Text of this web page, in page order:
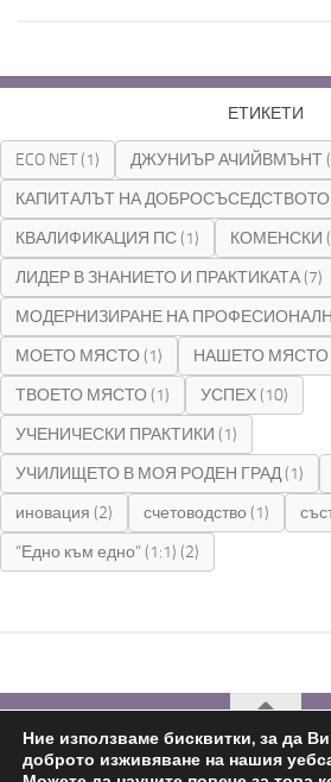
ЕТИКЕТИ
ECO NET(1) ДЖУНИЪР АЧИЙВМЪНТ
КАПИТАЛЪТ НА ДОБРОСЪСЕДСТВОТО
КВАЛИФИКАЦИЯ ПС(1) КОМЕНСКИ
ЛИДЕР В ЗНАНИЕТО И ПРАКТИКАТА(7)
МОДЕРНИЗИРАНЕ НА
МОЕТО МЯСТО (1) НАШЕТО МЯСТО
ТВОЕТО МЯСТО (1) УСПЕХ(10)
УЧЕНИЧЕСКИ ПРАКТИКИ (1)
УЧИЛИЩЕТО В МОЯ РОДЕН ГРАД(1)
иновация (2) счетоводство (1)
“Едно към едно” (1:1) (2)
С подкрепата наНиколай
Ние използваме бисквитки, за да
доброто изживяване на нашия